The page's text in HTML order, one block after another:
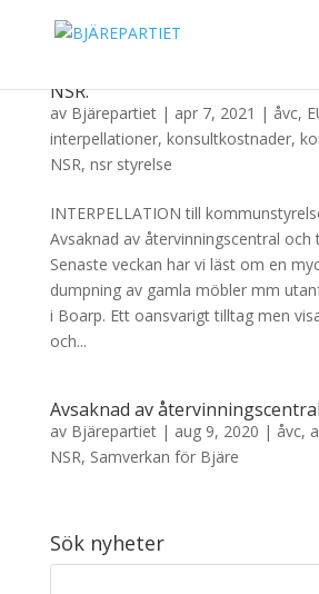
NSR.
av Bjärepartiet| apr 7, 2021 | åvc,
interpellationer, konsultkostnader,
NSR, nsr styrelse
INTERPELLATION till
Avsaknad av återvinningscentral och
Senaste veckan har vi läst om en
dumpning av gamla möbler mm
i Boarp. Ett oansvarigt tilltag men
och...
Avsaknad av återvinningscentral
av Bjärepartiet| aug 9, 2020 | åvc,
NSR, Samverkan för Bjäre
Sök nyheter